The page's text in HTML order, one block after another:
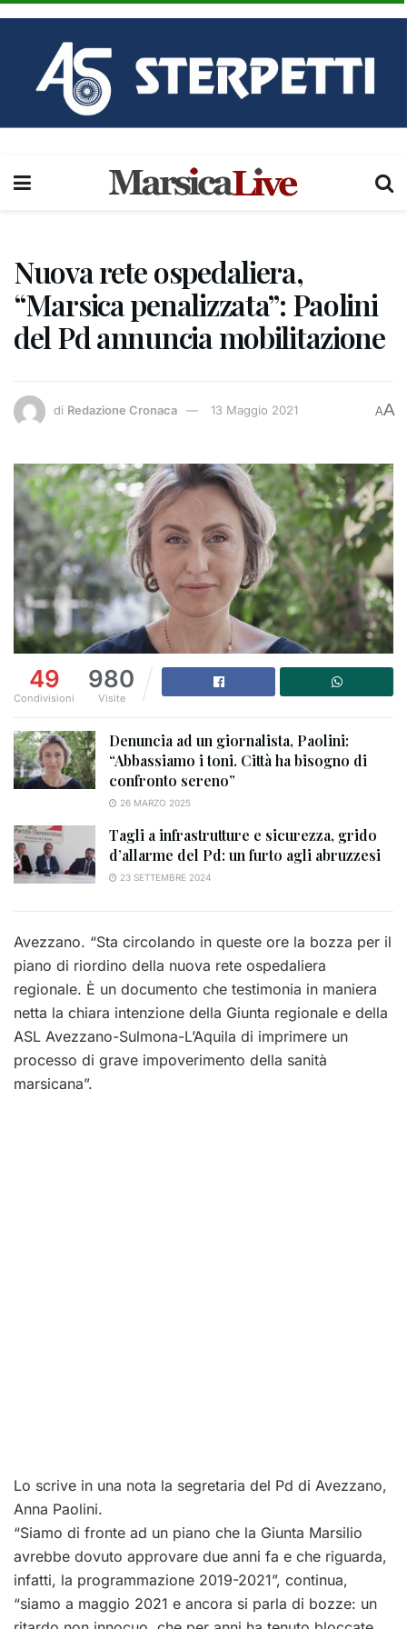
Nuova rete ospedaliera,
“Marsica penalizzata”: Paolini
del Pd annuncia mobilitazione
di Redazione Cronaca 13 Maggio 2021 AA
49
Condivisioni
980
Visite
Denuncia ad un giornalista, Paolini:
“Abbassiamo i toni. Città ha bisogno di
confronto sereno”
26 MARZO 2025
Tagli a infrastrutture e sicurezza, grido
d’allarme del Pd: un furto agli abruzzesi
23 SETTEMBRE 2024
Avezzano. “Sta circolando in queste ore la bozza per il
piano di riordino della nuova rete ospedaliera
regionale. È un documento che testimonia in maniera
netta la chiara intenzione della Giunta regionale e della
ASL Avezzano-Sulmona-L’Aquila di imprimere un
processo di grave impoverimento della sanità
marsicana”.
Lo scrive in una nota la segretaria del Pd di Avezzano,
Anna Paolini.
“Siamo di fronte ad un piano che la Giunta Marsilio
avrebbe dovuto approvare due anni fa e che riguarda,
infatti, la programmazione 2019-2021”, continua,
“siamo a maggio 2021 e ancora si parla di bozze: un